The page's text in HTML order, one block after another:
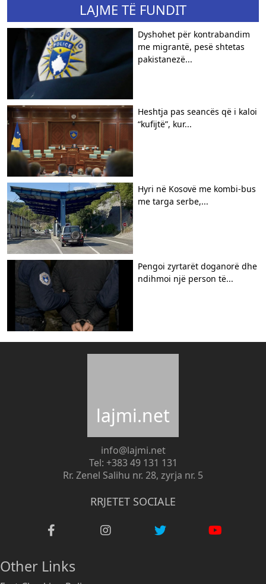
LAJME TË FUNDIT
Dyshohet për kontrabandim
me migrantë, pesë shtetas
pakistanezë...
Heshtja pas seancës që i kaloi
“kufijtë”, kur...
Hyri në Kosovë me kombi-bus
me targa serbe,...
Pengoi zyrtarët doganorë dhe
ndihmoi një person të...
lajmi.net
info@lajmi.net
Tel: +383 49 131 131
Rr. Zenel Salihu nr. 28, zyrja nr. 5
RRJETET SOCIALE
Other Links